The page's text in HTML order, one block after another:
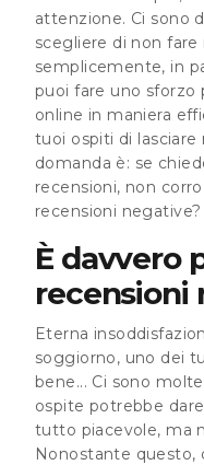
bene... Ci
attenzione. Ci sono
scegliere di non
semplicemente, in
puoi fare uno sforzo
online in maniera
tuoi ospiti di lasciare
domanda è: se
recensioni, non
recensioni negative?
È davvero
recensioni
Eterna
soggiorno, uno dei
bene... Ci sono
ospite potrebbe
tutto piacevole, ma
Nonostante questo,